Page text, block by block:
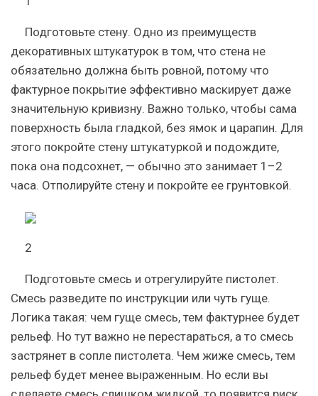
Подготовьте стену. Одно из преимуществ
декоративных штукатурок в том, что стена не
обязательно должна быть ровной, потому что
фактурное покрытие эффективно маскирует даже
значительную кривизну. Важно только, чтобы сама
поверхность была гладкой, без ямок и царапин. Для
этого покройте стену штукатуркой и подождите,
пока она подсохнет, — обычно это занимает 1–2
часа. Отполируйте стену и покройте ее грунтовкой.
2
Подготовьте смесь и отрегулируйте пистолет.
Смесь разведите по инструкции или чуть гуще.
Логика такая: чем гуще смесь, тем фактурнее будет
рельеф. Но тут важно не перестараться, а то смесь
застрянет в сопле пистолета. Чем жиже смесь, тем
рельеф будет менее выраженным. Но если вы